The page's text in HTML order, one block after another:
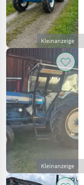
Kleinanzeige
Kleinanzeige